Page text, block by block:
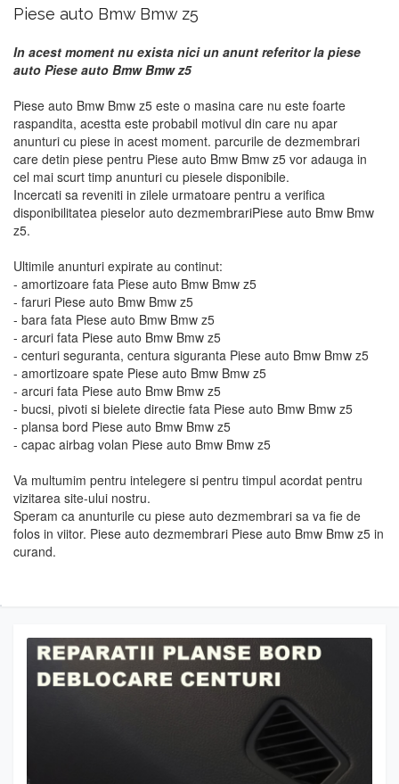
Piese auto Bmw Bmw z5
In acest moment nu exista nici un anunt referitor la piese
auto Piese auto Bmw Bmw z5
Piese auto Bmw Bmw z5 este o masina care nu este foarte
raspandita, acestta este probabil motivul din care nu apar
anunturi cu piese in acest moment. parcurile de dezmembrari
care detin piese pentru Piese auto Bmw Bmw z5 vor adauga in
cel mai scurt timp anunturi cu piesele disponibile.
Incercati sa reveniti in zilele urmatoare pentru a verifica
disponibilitatea pieselor auto dezmembrariPiese auto Bmw Bmw
z5.
Ultimile anunturi expirate au continut:
- amortizoare fata Piese auto Bmw Bmw z5
- faruri Piese auto Bmw Bmw z5
- bara fata Piese auto Bmw Bmw z5
- arcuri fata Piese auto Bmw Bmw z5
- centuri seguranta, centura siguranta Piese auto Bmw Bmw z5
- amortizoare spate Piese auto Bmw Bmw z5
- arcuri fata Piese auto Bmw Bmw z5
- bucsi, pivoti si bielete directie fata Piese auto Bmw Bmw z5
- plansa bord Piese auto Bmw Bmw z5
- capac airbag volan Piese auto Bmw Bmw z5
Va multumim pentru intelegere si pentru timpul acordat pentru
vizitarea site-ului nostru.
Speram ca anunturile cu piese auto dezmembrari sa va fie de
folos in viitor. Piese auto dezmembrari Piese auto Bmw Bmw z5 in
curand.